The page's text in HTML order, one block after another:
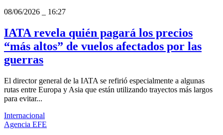
08/06/2026
16:27
IATA revela quién pagará los precios
“más altos” de vuelos afectados por las
guerras
El director general de la IATA se refirió especialmente a algunas
rutas entre Europa y Asia que están utilizando trayectos más largos
para evitar...
Internacional
Agencia EFE